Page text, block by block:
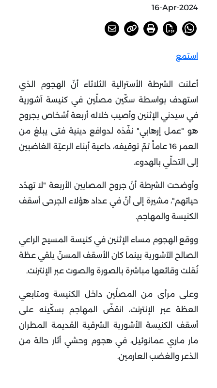
16-Apr-2024
استمع
أعلنت الشرطة الأسترالية الثلاثاء أنّ الهجوم الذي
استهدف بواسطة سكّين مصلّين في كنيسة آشورية
في سيدني الإثنين وأصيب خلاله أربعة أشخاص بجروح
هو "عمل إرهابي" نفّذه لدوافع دينية فتى يبلغ من
العمر 16 عاماً تمّ توقيفه، داعية أبناء الرعيّة الغاضبين
إلى التحلّي بالهدوء.
وأوضحت الشرطة أنّ جروح المصابين الأربعة "لا تهدّد
حياتهم"، مشيرة إلى أنّ في عداد هؤلاء الجرحى أسقف
الكنيسة والمهاجم.
ووقع الهجوم مساء الإثنين في كنيسة المسيح الراعي
الصالح الآشورية بينما كان الأسقف المسنّ يلقي عظة
نُقلت وقائعها مباشرة بالصورة والصوت عبر الإنترنت.
وعلى مرأى من المصلّين داخل الكنيسة ومتابعي
العظة عبر الإنترنت، انقضّ المهاجم بسكّينه على
أسقف الكنيسة الأشورية الشرقية القديمة المطران
مار ماري عمانوئيل، في هجوم وحشي أثار حالة من
الذعر والغضب العارمين.